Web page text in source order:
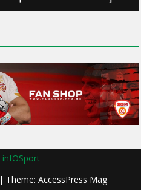
infOSport
| Theme: AccessPress Mag